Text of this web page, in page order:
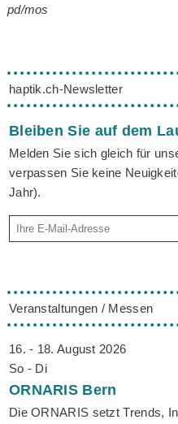
pd/mos
haptik.ch-Newsletter
Bleiben Sie auf dem
Melden Sie sich gleich für
verpassen Sie keine
Jahr).
Veranstaltungen / Messen
16. - 18. August 2026
So - Di
ORNARIS Bern
Die ORNARIS setzt Trends,